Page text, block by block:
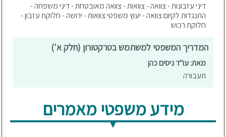
דיני עזבונות - צוואה - צוואות - צוואה מאובטחת - דיני משפחה -
התנגדות לקיום צוואה - יעוץ משפטי צוואות - ירושה - חלוקת עזבון -
חלוקת רכוש
המדריך המשפטי למשתמש בטרקטורון (חלק א')
מאת: עו"ד ניסים כהן
תעבורה
מידע משפטי מאמרים